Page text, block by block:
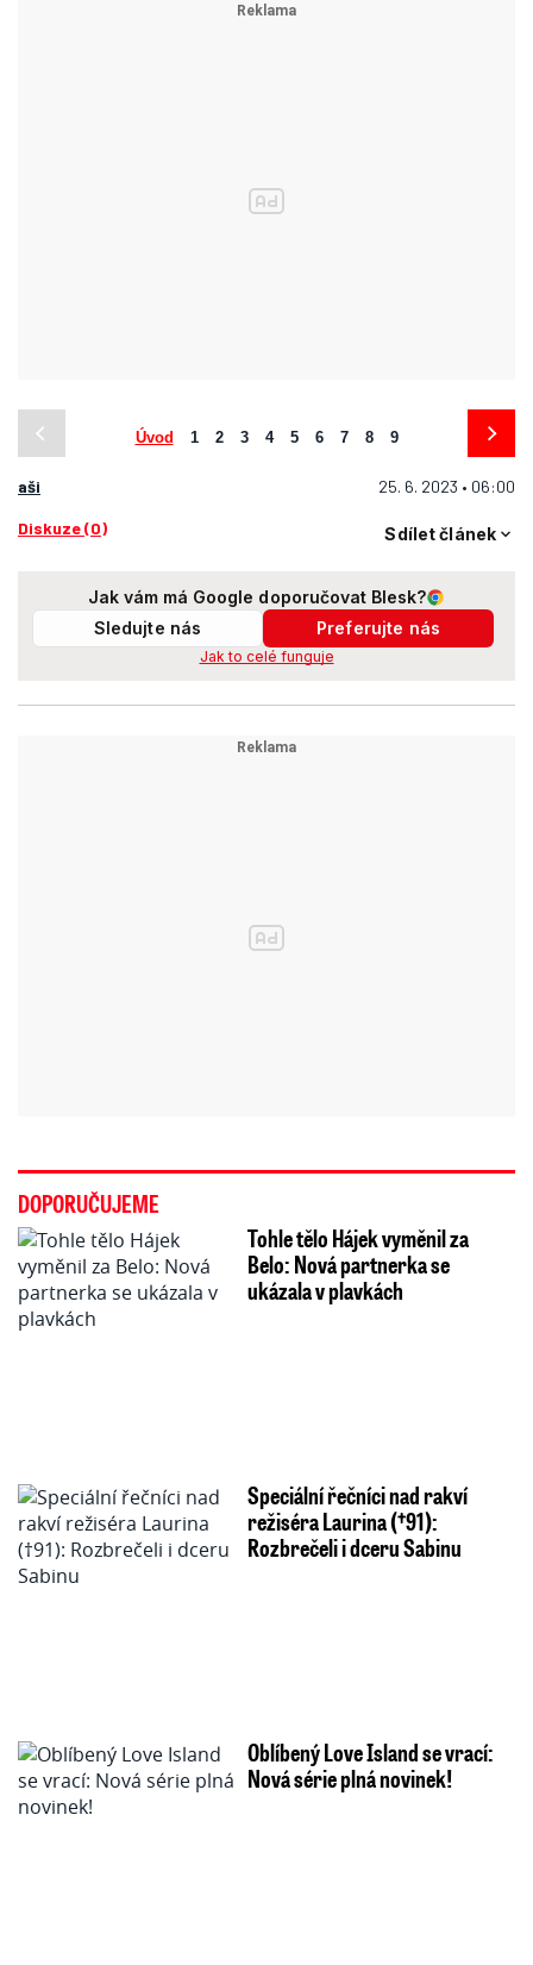
Úvod 1 2 3 4 5 6 7 8 9
aši 25. 6. 2023 • 06:00
Diskuze (0) Sdílet článek
Jak vám má Google doporučovat Blesk?
Sledujte nás
Preferujte nás
Jak to celé funguje
DOPORUČUJEME
Tohle tělo Hájek vyměnil za
Belo: Nová partnerka se
ukázala v plavkách
Speciální řečníci nad rakví
režiséra Laurina (†91):
Rozbrečeli i dceru Sabinu
Oblíbený Love Island se vrací:
Nová série plná novinek!